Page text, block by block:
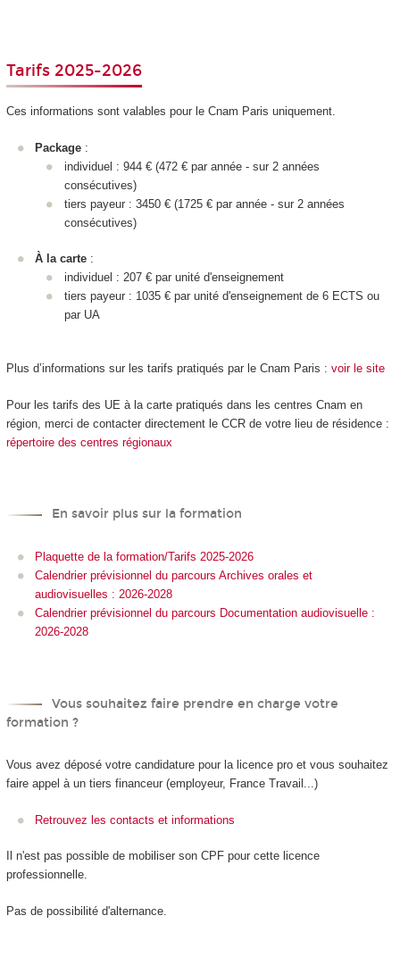
Tarifs 2025-2026
Ces informations sont valables pour le Cnam Paris uniquement.
Package :
individuel : 944 € (472 € par année - sur 2 années
consécutives)
tiers payeur : 3450 € (1725 € par année - sur 2 années
consécutives)
À la carte :
individuel : 207 € par unité d'enseignement
tiers payeur : 1035 € par unité d'enseignementde 6 ECTS ou
par UA
Plus d’informations sur les tarifs pratiqués par le Cnam Paris : voir le site
Pour les tarifs des UE à la cartepratiqués dans les centres Cnam en
région, merci de contacter directement le CCR de votre lieu de résidence :
répertoire des centres régionaux
En savoir plus sur la formation
Plaquette de la formation/Tarifs 2025-2026
Calendrier prévisionnel du parcours Archives orales et
audiovisuelles : 2026-2028
Calendrier prévisionnel du parcours Documentation audiovisuelle :
2026-2028
Vous souhaitez faire prendre en charge votre
formation ?
Vous avez déposé votre candidature pour la licence pro et vous souhaitez
faire appel à un tiers financeur (employeur, France Travail...)
Retrouvez les contacts et informations
Il n'est pas possible de mobiliser son CPFpour cette licence
professionnelle.
Pas de possibilité d'alternance.